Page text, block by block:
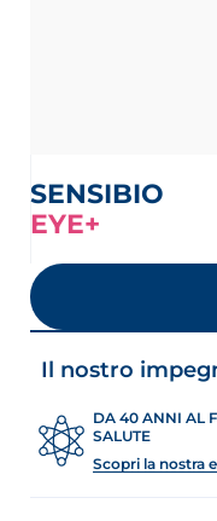
SENSIBIO
EYE+
LOAD MORE
Il nostro
DA 40 ANNI AL
SALUTE
Scopri la nostra